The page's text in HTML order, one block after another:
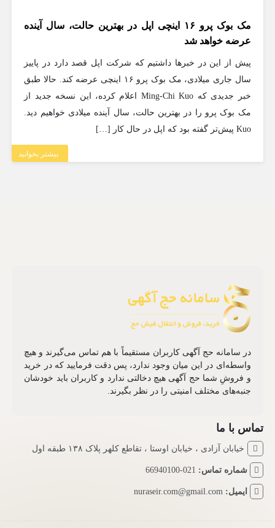
مک بوک پرو ۱۶ اینچی اپل در بهترین حالت، سال آینده
عرضه خواهد شد
پیش از این در خبرها داشتیم که شرکت اپل قصد دارد در پاییز
سال جاری میلادی، مک بوک پرو ۱۶ اینچی عرضه کند. حالا طبق
خبر جدیدی که Ming-Chi Kuo اعلام کرده، این نسخه جدید از
مک بوک پرو را در بهترین حالت، سال آینده میلادی خواهیم دید.
Kuo پیش‌تر گفته بود که اپل در حال کار […]
بیشتر بخوانید
در سامانه حج آگهی کاربران مستقیماً با هم تماس می‌گیرند و هیچ
واسطه‌ای در این میان وجود ندارد، پس دقت فرمایید که در خرید
و فروشِ شما حج آگهی هیچ دخالتی ندارد و کاربران باید خودشان
جنبه‌های مختلف امنیتی را در نظر بگیرند.
تماس با ما
خیابان آزادی ، خیابان اوستا ، تقاطع کلهر پلاک ۱۳۸ طبقه اول
شماره تماس: 021-66940100
ایمیل:nuraseir.com@gmail.com